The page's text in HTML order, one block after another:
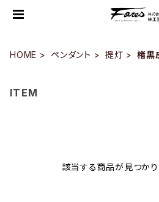
HOME ペンダント 提灯 楮黒
ITEM
該当する商品が見つかり